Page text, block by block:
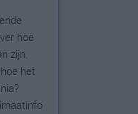
hoe
zijn.
het